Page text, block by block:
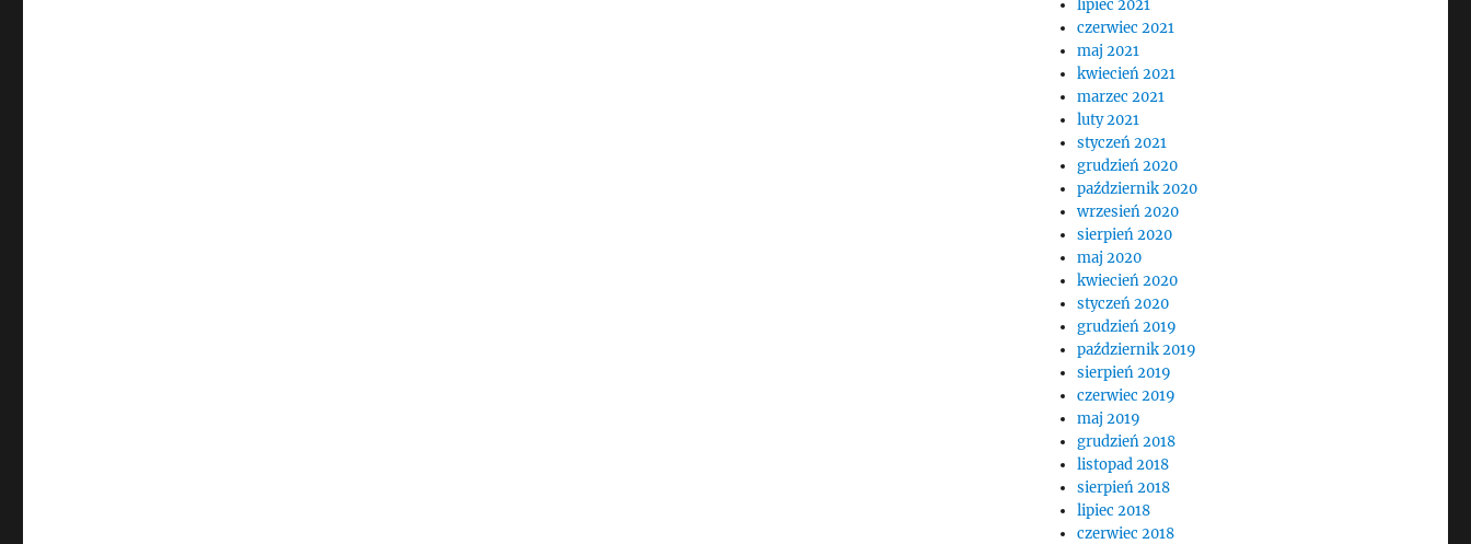
lipiec 2021
czerwiec 2021
maj 2021
kwiecień 2021
marzec 2021
luty 2021
styczeń 2021
grudzień 2020
październik 2020
wrzesień 2020
sierpień 2020
maj 2020
kwiecień 2020
styczeń 2020
grudzień 2019
październik 2019
sierpień 2019
czerwiec 2019
maj 2019
grudzień 2018
listopad 2018
sierpień 2018
lipiec 2018
czerwiec 2018